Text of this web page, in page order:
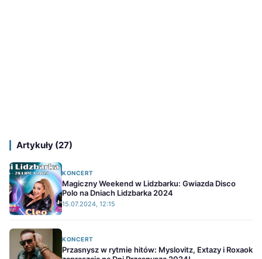
Artykuły (27)
KONCERT
Magiczny Weekend w Lidzbarku: Gwiazda Disco
Polo na Dniach Lidzbarka 2024
15.07.2024, 12:15
KONCERT
Przasnysz w rytmie hitów: Myslovitz, Extazy i Roxaok